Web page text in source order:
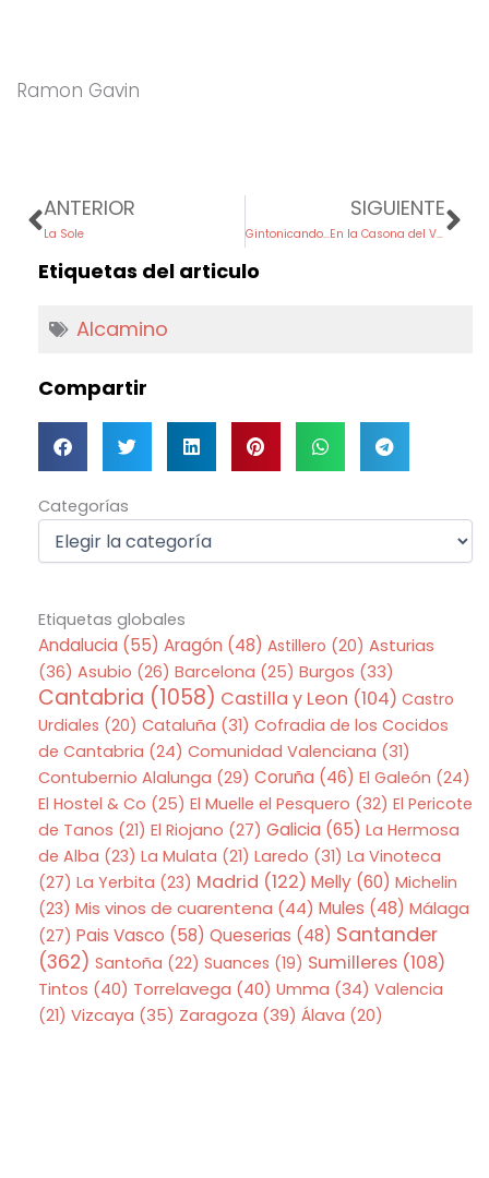
Ramon Gavin
Prev
ANTERIOR
La Sole
SIGUIENTE
Gintonicando…En la Casona del Valle
Etiquetas del articulo
Alcamino
Compartir
Categorías
Categorías
Etiquetas globales
Andalucia (55) Aragón (48) Astillero (20) Asturias
(36) Asubio (26) Barcelona (25) Burgos (33)
Cantabria (1058) Castilla y Leon (104) Castro
Urdiales (20) Cataluña (31) Cofradia de los Cocidos
de Cantabria (24) Comunidad Valenciana (31)
Contubernio Alalunga (29) Coruña (46) El Galeón (24)
El Hostel & Co (25) El Muelle el Pesquero (32) El Pericote
de Tanos (21) El Riojano (27) Galicia (65) La Hermosa
de Alba (23) La Mulata (21) Laredo (31) La Vinoteca
(27) La Yerbita (23) Madrid (122) Melly(60) Michelin
(23) Mis vinos de cuarentena (44) Mules (48) Málaga
(27) Pais Vasco (58) Queserias (48) Santander
(362) Santoña (22) Suances (19) Sumilleres(108)
Tintos (40) Torrelavega (40) Umma (34) Valencia
(21) Vizcaya (35) Zaragoza (39) Álava (20)